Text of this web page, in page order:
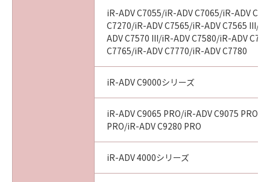
iR-ADV C7055/iR-ADV C7065/iR-ADV
C7270/iR-ADV C7565/iR-ADV C7565 III/
ADV C7570 III/iR-ADV C7580/iR-ADV
C7765/iR-ADV C7770/iR-ADV C7780
iR-ADV C9000シリーズ
iR-ADV C9065 PRO/iR-ADV C9075 PRO/
PRO/iR-ADV C9280 PRO
iR-ADV 4000シリーズ